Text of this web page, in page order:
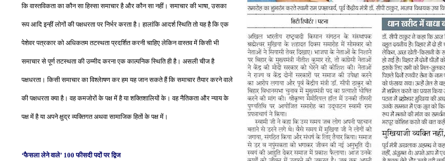
कि वास्तविकता का कौन सा हिस्सा समाचार है और कौन सा नहीं। समाचार की भाषा,उसका
रूप आदि इन्हीं लोगों की पक्षधरता पर निर्भर करता है। हालांकि आदर्श स्थिति तो यह है कि एक
पेशेवर पत्रकार को अधिकतम तटस्थता प्रदर्शित करनी चाहिए लेकिन वास्तव में किसी भी
समाचार से पूर्ण तटस्थता की उम्मीद करना एक काल्पनिक स्थिति ही है। असली चीज है
पक्षधरता। किसी समाचार का विश्लेाषण कर हम यह जान सकते हैं कि समाचार तैयार करने वाले
की पक्षधरता क्या है। वह कमजोरों के पक्ष में है या शक्तिशालियों के। वह नैतिकता और न्याय के
पक्ष में है या अपने क्षुद्र व्यक्तिगत अथवा सामाजिक हितों के पक्ष में।
‘फैसला लेने वाले’ 100फीसदी पदों पर द्विज